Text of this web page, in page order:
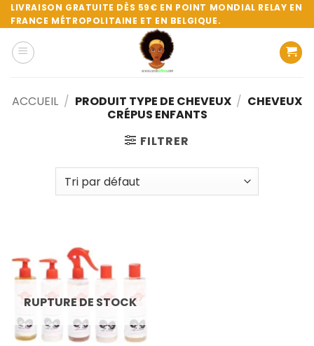
Passer
au
contenu
LIVRAISON GRATUITE DÈS 59€ EN POINT MONDIAL RELAY EN
FRANCE MÉTROPOLITAINE ET EN BELGIQUE.
ACCUEIL / PRODUIT TYPE DE CHEVEUX / CHEVEUX
CRÉPUS ENFANTS
FILTRER
RUPTURE DE STOCK